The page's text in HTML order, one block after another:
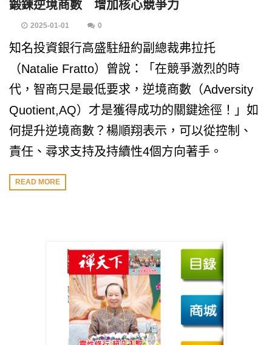
鍛鍊逆境商數 增加核心競爭力
2025-01-01 0
知名投資銀行高盛駐紐約副總裁弗拉托
（Natalie Fratto）曾說：「在競爭激烈的時
代，智商只是最低要求，逆境商數（Adversity
Quotient,AQ）才是獲得成功的關鍵途徑！」如
何提升逆境商數？楊順翔表示，可以從控制、
責任、尋求支持及持續性4個方向著手。
READ MORE